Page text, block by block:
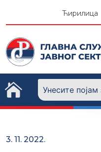
Ћирилица
3. 11. 2022.